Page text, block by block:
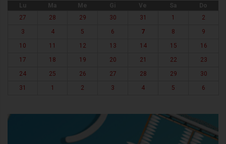
Lu Ma Me Gi Ve Sa
Do
27
28 29 30 31 1
2
3
4 5 6 7 8
9
10
11 12 13 14 15
16
17
18 19 20 21 22
23
24
25 26 27 28 29
30
31
1 2 3 4 5 6